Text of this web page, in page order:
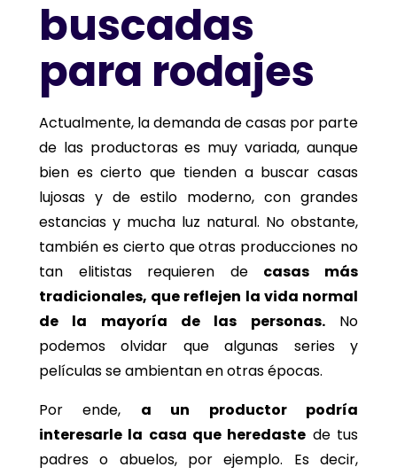
buscadas
para rodajes
Actualmente, la demanda de casas por parte
de las productoras es muy variada, aunque
bien es cierto que tienden a buscar casas
lujosas y de estilo moderno, con grandes
estancias y mucha luz natural. No obstante,
también es cierto que otras producciones no
tan elitistas requieren de casas más
tradicionales, que reflejen la vida normal
de la mayoría de las personas.No
podemos olvidar que algunas series y
películas se ambientan en otras épocas.
Por ende, a un productor podría
interesarle la casa que heredaste de tus
padres o abuelos, por ejemplo. Es decir,